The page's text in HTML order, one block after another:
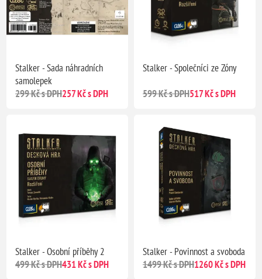
Stalker - Sada náhradních
samolepek
299 Kč s DPH257 Kč s DPH
Stalker - Společníci ze Zóny
599 Kč s DPH517 Kč s DPH
Stalker - Osobní příběhy 2
499 Kč s DPH431 Kč s DPH
Stalker - Povinnost a svoboda
1499 Kč s DPH1260 Kč s DPH